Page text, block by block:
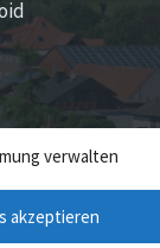
verwalten
akzeptieren